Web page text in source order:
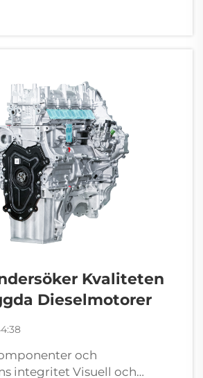
för BMW:s
Series mellan 2010 och 2019.
Kvaliteten
Dieselmotorer
och
integritet Visuell och